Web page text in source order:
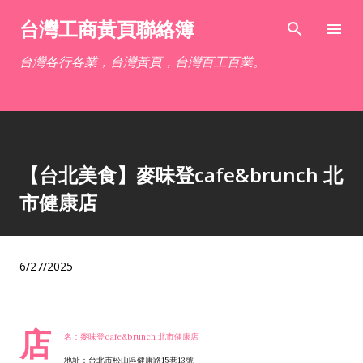
跳到主要內容
台灣工商黃頁聯絡簿
台灣各行各業，台灣黃頁，台灣百工百業。
【台北美食】麥味登cafe&brunch 北
市健康店
6/27/2025
店 名：麥味登cafe&brunch 北市健康店
地址：台北市松山區健康路15巷13號